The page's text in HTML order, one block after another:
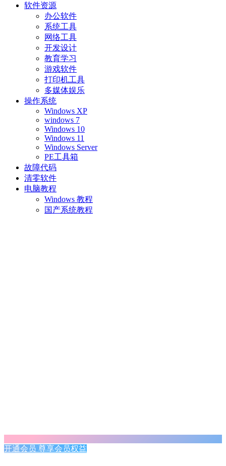
软件资源
办公软件
系统工具
网络工具
开发设计
教育学习
游戏软件
打印机工具
多媒体娱乐
操作系统
Windows XP
windows 7
Windows 10
Windows 11
Windows Server
PE工具箱
故障代码
清零软件
电脑教程
Windows 教程
国产系统教程
开通会员 尊享会员权益